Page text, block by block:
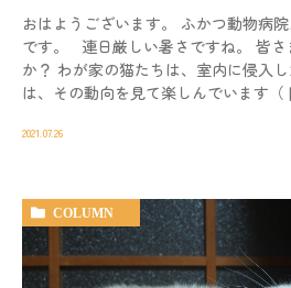
9:00-12:00/15:00-
092-
おはようございます。 ふかつ動物病
です。 連日厳しい暑さですね。 皆さ
か？ わが家の猫たちは、室内に侵入
は、その動向を見て楽しんでいます
2021.07.26
COLUMN